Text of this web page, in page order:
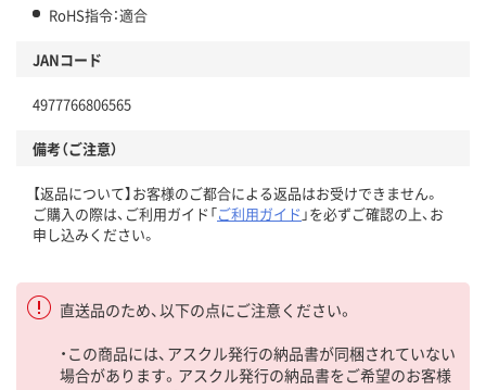
RoHS指令：適合
JANコード
4977766806565
備考（ご注意）
【返品について】お客様のご都合による返品はお受けできません。
ご購入の際は、ご利用ガイド「ご利用ガイド 」を必ずご確認の上、お
申し込みください。
直送品のため、以下の点にご注意ください。
・この商品には、アスクル発行の納品書が同梱されていない
場合があります。アスクル発行の納品書をご希望のお客様